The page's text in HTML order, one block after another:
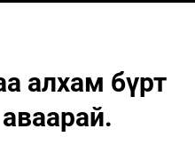
алхам бүрт